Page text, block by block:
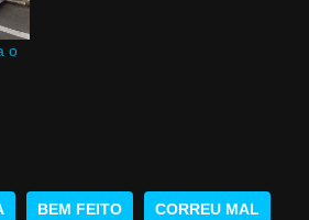
o
BEM FEITO CORREU MAL